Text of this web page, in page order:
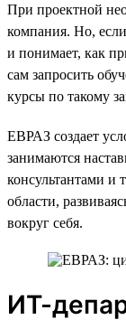
При проектной
компания. Но,
и понимает, как
сам запросить
курсы по такому
ЕВРАЗ создает
занимаются
консультантами и
области,
вокруг себя.
ИТ-